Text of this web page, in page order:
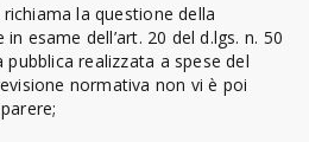
la questione della
esame dell’art. 20 del d.lgs. n. 50
realizzata a spese del
normativa non vi è poi